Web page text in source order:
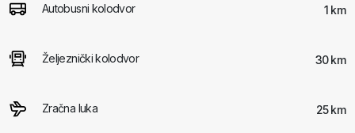
Autobusni kolodvor 1 km
Željeznički kolodvor 30 km
Zračna luka 25 km